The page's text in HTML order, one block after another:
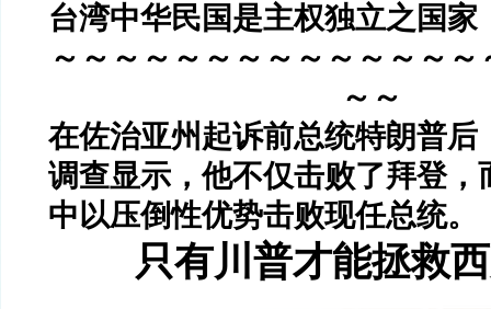
台湾中华民国是主权独立之国家
～～～～～～～～～～～～～
～～
在佐治亚州起诉前总统特朗普后
调查显示，他不仅击败了拜登，
中以压倒性优势击败现任总统。
只有川普才能拯救